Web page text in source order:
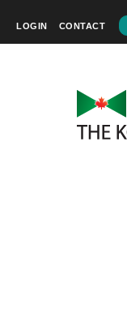
LOGIN CONTACT